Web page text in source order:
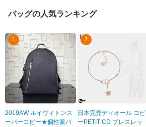
バッグの人気ランキング
1
2019AW ルイヴィトンス
ーパーコピー★個性派バ
2
日本完売ディオール コピ
ーPETIT CD ブレスレッ